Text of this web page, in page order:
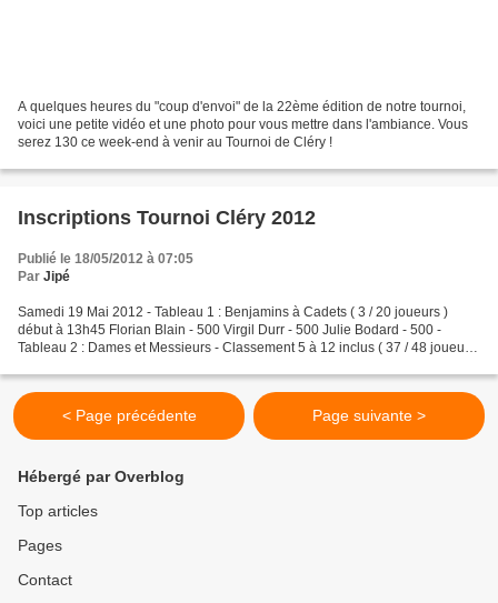
A quelques heures du "coup d'envoi" de la 22ème édition de notre tournoi,
voici une petite vidéo et une photo pour vous mettre dans l'ambiance. Vous
serez 130 ce week-end à venir au Tournoi de Cléry !
Inscriptions Tournoi Cléry 2012
Publié le 18/05/2012 à 07:05
Par Jipé
Samedi 19 Mai 2012 - Tableau 1 : Benjamins à Cadets ( 3 / 20 joueurs )
début à 13h45 Florian Blain - 500 Virgil Durr - 500 Julie Bodard - 500 -
Tableau 2 : Dames et Messieurs - Classement 5 à 12 inclus ( 37 / 48 joueurs
< Page précédente Page suivante >
Hébergé par Overblog
Top articles
Pages
Contact